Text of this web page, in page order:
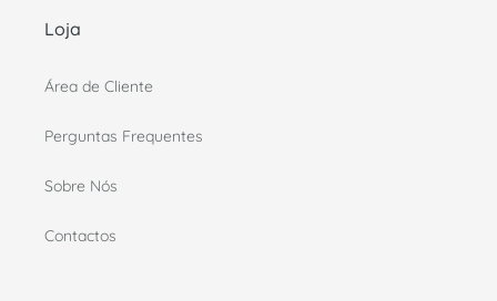
Loja
Área de Cliente
Perguntas Frequentes
Sobre Nós
Contactos